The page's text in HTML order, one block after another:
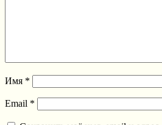
Имя *
Email *